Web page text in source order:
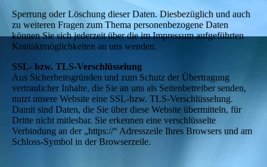
Sperrung oder Löschung dieser Daten. Diesbezüglich und auch
zu weiteren Fragen zum Thema personenbezogene Daten
können Sie sich jederzeit über die im Impressum aufgeführten
Kontaktmöglichkeiten an uns wenden.
SSL- bzw. TLS-Verschlüsselung
Aus Sicherheitsgründen und zum Schutz der Übertragung
vertraulicher Inhalte, die Sie an uns als Seitenbetreiber senden,
nutzt unsere Website eine SSL-bzw. TLS-Verschlüsselung.
Damit sind Daten, die Sie über diese Website übermitteln, für
Dritte nicht mitlesbar. Sie erkennen eine verschlüsselte
Verbindung an der „https://“ Adresszeile Ihres Browsers und am
Schloss-Symbol in der Browserzeile.